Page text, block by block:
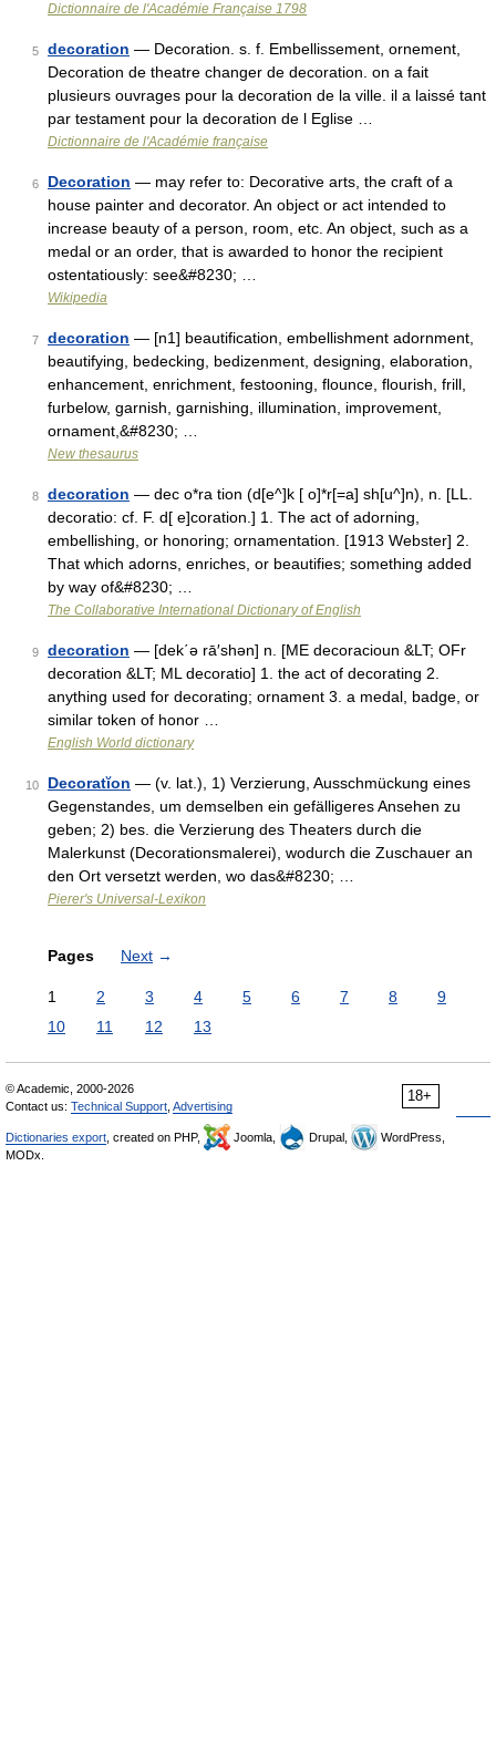
Dictionnaire de l'Académie Française 1798
5 decoration — Decoration. s. f. Embellissement, ornement,
Decoration de theatre changer de decoration. on a fait
plusieurs ouvrages pour la decoration de la ville. il a laissé tant
par testament pour la decoration de l Eglise …
Dictionnaire de l'Académie française
6 Decoration — may refer to: Decorative arts, the craft of a
house painter and decorator. An object or act intended to
increase beauty of a person, room, etc. An object, such as a
medal or an order, that is awarded to honor the recipient
ostentatiously: see&#8230; …
Wikipedia
7 decoration — [n1] beautification, embellishment adornment,
beautifying, bedecking, bedizenment, designing, elaboration,
enhancement, enrichment, festooning, flounce, flourish, frill,
furbelow, garnish, garnishing, illumination, improvement,
ornament,&#8230; …
New thesaurus
8 decoration — dec o*ra tion (d[e^]k [ o]*r[=a] sh[u^]n), n. [LL.
decoratio: cf. F. d[ e]coration.] 1. The act of adorning,
embellishing, or honoring; ornamentation. [1913 Webster] 2.
That which adorns, enriches, or beautifies; something added
by way of&#8230; …
The Collaborative International Dictionary of English
9 decoration — [dek΄ə rā′shən] n. [ME decoracioun &LT; OFr
decoration &LT; ML decoratio] 1. the act of decorating 2.
anything used for decorating; ornament 3. a medal, badge, or
similar token of honor …
English World dictionary
10 Decoratĭon — (v. lat.), 1) Verzierung, Ausschmückung eines
Gegenstandes, um demselben ein gefälligeres Ansehen zu
geben; 2) bes. die Verzierung des Theaters durch die
Malerkunst (Decorationsmalerei), wodurch die Zuschauer an
den Ort versetzt werden, wo das&#8230; …
Pierer's Universal-Lexikon
Pages Next →
1 2 3 4 5 6 7 8
9
10
11 12 13
18+
© Academic, 2000-2026
Contact us: Technical Support Advertising
Dictionaries export , created on PHP, Joomla, Drupal,
WordPress,
MODx.